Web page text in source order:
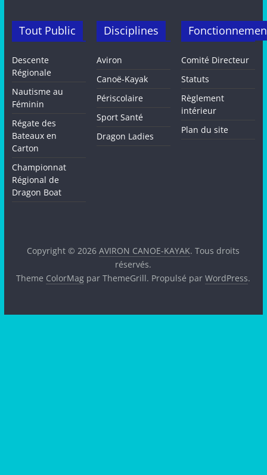
Tout Public
Descente
Régionale
Nautisme au
Féminin
Régate des
Bateaux en
Carton
Championnat
Régional de
Dragon Boat
Disciplines
Aviron
Canoë-Kayak
Périscolaire
Sport Santé
Dragon Ladies
Comité Directeur
Statuts
Règlement
intérieur
Plan du site
Copyright © 2026AVIRON CANOE-KAYAK. Tous droits
réservés.
Theme ColorMag par ThemeGrill. Propulsé parWordPress.